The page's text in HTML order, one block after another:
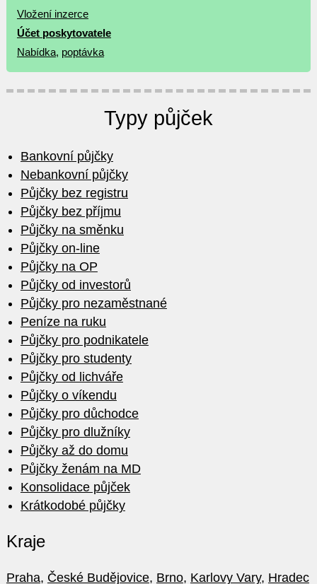
Vložení inzerce
Účet poskytovatele
Nabídka, poptávka
Typy půjček
Bankovní půjčky
Nebankovní půjčky
Půjčky bez registru
Půjčky bez příjmu
Půjčky na směnku
Půjčky on-line
Půjčky na OP
Půjčky od investorů
Půjčky pro nezaměstnané
Peníze na ruku
Půjčky pro podnikatele
Půjčky pro studenty
Půjčky od lichváře
Půjčky o víkendu
Půjčky pro důchodce
Půjčky pro dlužníky
Půjčky až do domu
Půjčky ženám na MD
Konsolidace půjček
Krátkodobé půjčky
Kraje
Praha, České Budějovice, Brno, Karlovy Vary, Hradec